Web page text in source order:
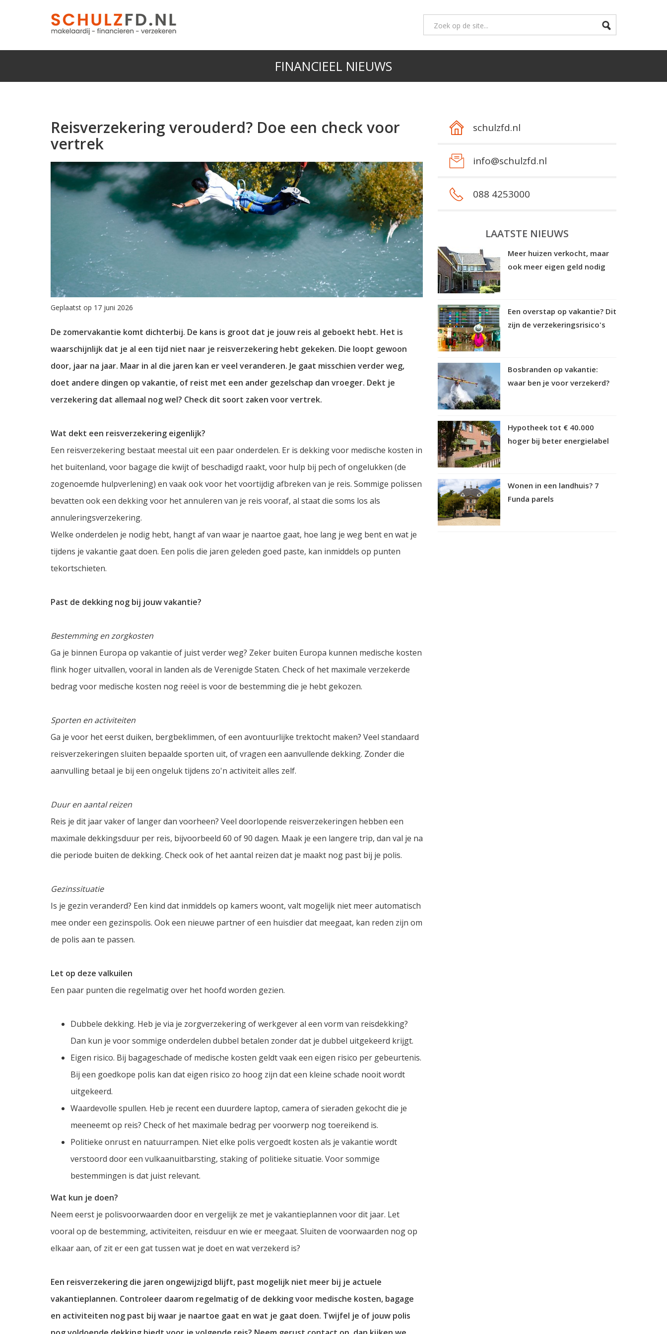
FINANCIEEL NIEUWS
Reisverzekering verouderd? Doe een check voor
vertrek
Geplaatst op 17 juni 2026
De zomervakantie komt dichterbij. De kans is groot dat je jouw reis al geboekt hebt. Het is
waarschijnlijk dat je al een tijd niet naar je reisverzekering hebt gekeken. Die loopt gewoon
door, jaar na jaar. Maar in al die jaren kan er veel veranderen. Je gaat misschien verder weg,
doet andere dingen op vakantie, of reist met een ander gezelschap dan vroeger. Dekt je
verzekering dat allemaal nog wel? Check dit soort zaken voor vertrek.
Wat dekt een reisverzekering eigenlijk?
Een reisverzekering bestaat meestal uit een paar onderdelen. Er is dekking voor medische kosten in
het buitenland, voor bagage die kwijt of beschadigd raakt, voor hulp bij pech of ongelukken (de
zogenoemde hulpverlening) en vaak ook voor het voortijdig afbreken van je reis. Sommige polissen
bevatten ook een dekking voor het annuleren van je reis vooraf, al staat die soms los als
annuleringsverzekering.
Welke onderdelen je nodig hebt, hangt af van waar je naartoe gaat, hoe lang je weg bent en wat je
tijdens je vakantie gaat doen. Een polis die jaren geleden goed paste, kan inmiddels op punten
tekortschieten.
Past de dekking nog bij jouw vakantie?
Bestemming en zorgkosten
Ga je binnen Europa op vakantie of juist verder weg? Zeker buiten Europa kunnen medische kosten
flink hoger uitvallen, vooral in landen als de Verenigde Staten. Check of het maximale verzekerde
bedrag voor medische kosten nog reëel is voor de bestemming die je hebt gekozen.
Sporten en activiteiten
Ga je voor het eerst duiken, bergbeklimmen, of een avontuurlijke trektocht maken? Veel standaard
reisverzekeringen sluiten bepaalde sporten uit, of vragen een aanvullende dekking. Zonder die
aanvulling betaal je bij een ongeluk tijdens zo'n activiteit alles zelf.
Duur en aantal reizen
Reis je dit jaar vaker of langer dan voorheen? Veel doorlopende reisverzekeringen hebben een
maximale dekkingsduur per reis, bijvoorbeeld 60 of 90 dagen. Maak je een langere trip, dan val je na
die periode buiten de dekking. Check ook of het aantal reizen dat je maakt nog past bij je polis.
Gezinssituatie
Is je gezin veranderd? Een kind dat inmiddels op kamers woont, valt mogelijk niet meer automatisch
mee onder een gezinspolis. Ook een nieuwe partner of een huisdier dat meegaat, kan reden zijn om
de polis aan te passen.
Let op deze valkuilen
Een paar punten die regelmatig over het hoofd worden gezien.
Dubbele dekking. Heb je via je zorgverzekering of werkgever al een vorm van reisdekking?
Dan kun je voor sommige onderdelen dubbel betalen zonder dat je dubbel uitgekeerd krijgt.
Eigen risico. Bij bagageschade of medische kosten geldt vaak een eigen risico per gebeurtenis.
Bij een goedkope polis kan dat eigen risico zo hoog zijn dat een kleine schade nooit wordt
uitgekeerd.
Waardevolle spullen. Heb je recent een duurdere laptop, camera of sieraden gekocht die je
meeneemt op reis? Check of het maximale bedrag per voorwerp nog toereikend is.
Politieke onrust en natuurrampen. Niet elke polis vergoedt kosten als je vakantie wordt
verstoord door een vulkaanuitbarsting, staking of politieke situatie. Voor sommige
bestemmingen is dat juist relevant.
Wat kun je doen?
Neem eerst je polisvoorwaarden door en vergelijk ze met je vakantieplannen voor dit jaar. Let
vooral op de bestemming, activiteiten, reisduur en wie er meegaat. Sluiten de voorwaarden nog op
elkaar aan, of zit er een gat tussen wat je doet en wat verzekerd is?
Een reisverzekering die jaren ongewijzigd blijft, past mogelijk niet meer bij je actuele
vakantieplannen. Controleer daarom regelmatig of de dekking voor medische kosten, bagage
en activiteiten nog past bij waar je naartoe gaat en wat je gaat doen. Twijfel je of jouw polis
schulzfd.nl
info@schulzfd.nl
088 4253000
LAATSTE NIEUWS
Meer huizen verkocht, maar
ook meer eigen geld nodig
Een overstap op vakantie? Dit
zijn de verzekeringsrisico's
Bosbranden op vakantie:
waar ben je voor verzekerd?
Hypotheek tot € 40.000
hoger bij beter energielabel
Wonen in een landhuis? 7
Funda parels